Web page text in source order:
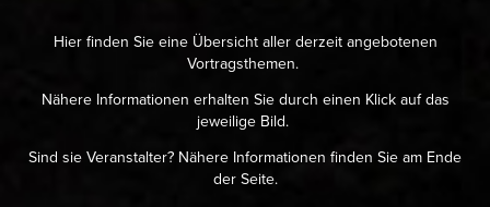
Hier finden Sie eine Übersicht aller derzeit angebotenen
Vortragsthemen.
Nähere Informationen erhalten Sie durch einen Klick auf das
jeweilige Bild. ​​​​​​​
Sind sie Veranstalter? Nähere Informationen finden Sie am Ende
der Seite.